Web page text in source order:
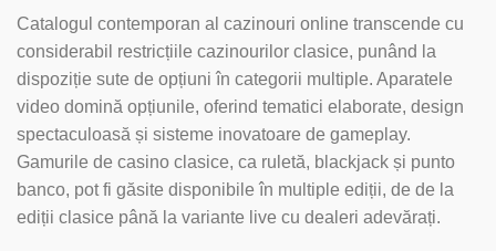
Catalogul contemporan al cazinouri online transcende cu
considerabil restricțiile cazinourilor clasice, punând la
dispoziție sute de opțiuni în categorii multiple. Aparatele
video domină opțiunile, oferind tematici elaborate, design
spectaculoasă și sisteme inovatoare de gameplay.
Gamurile de casino clasice, ca ruletă, blackjack și punto
banco, pot fi găsite disponibile în multiple ediții, de de la
ediții clasice până la variante live cu dealeri adevărați.